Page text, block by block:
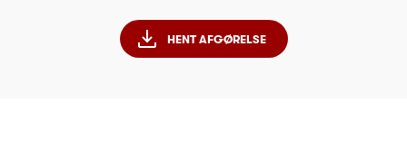
HENT AFGØRELSE